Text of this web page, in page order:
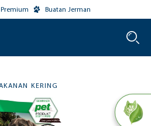
Buatan Jerman
KERING